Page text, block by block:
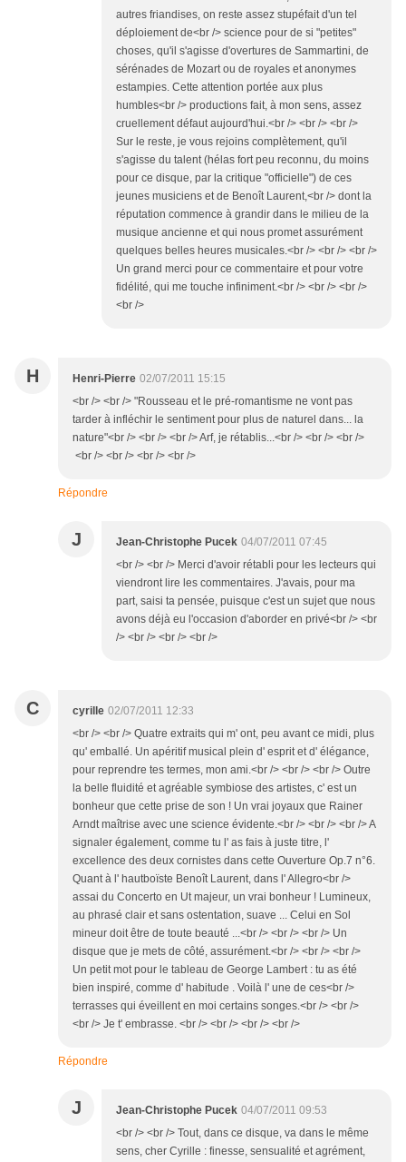
autres friandises, on reste assez stupéfait d'un tel
déploiement de<br /> science pour de si "petites"
choses, qu'il s'agisse d'overtures de Sammartini, de
sérénades de Mozart ou de royales et anonymes
estampies. Cette attention portée aux plus
humbles<br /> productions fait, à mon sens, assez
cruellement défaut aujourd'hui.<br /> <br /> <br />
Sur le reste, je vous rejoins complètement, qu'il
s'agisse du talent (hélas fort peu reconnu, du moins
pour ce disque, par la critique "officielle") de ces
jeunes musiciens et de Benoît Laurent,<br /> dont la
réputation commence à grandir dans le milieu de la
musique ancienne et qui nous promet assurément
quelques belles heures musicales.<br /> <br /> <br />
Un grand merci pour ce commentaire et pour votre
fidélité, qui me touche infiniment.<br /> <br /> <br />
<br />
H Henri-Pierre 02/07/2011 15:15
<br /> <br /> "Rousseau et le pré-romantisme ne vont pas
tarder à infléchir le sentiment pour plus de naturel dans... la
nature"<br /> <br /> <br /> Arf, je rétablis...<br /> <br /> <br />
<br /> <br /> <br /> <br />
Répondre
J Jean-Christophe Pucek 04/07/2011 07:45
<br /> <br /> Merci d'avoir rétabli pour les lecteurs qui
viendront lire les commentaires. J'avais, pour ma
part, saisi ta pensée, puisque c'est un sujet que nous
avons déjà eu l'occasion d'aborder en privé<br /> <br
/> <br /> <br /> <br />
C cyrille 02/07/2011 12:33
<br /> <br /> Quatre extraits qui m' ont, peu avant ce midi, plus
qu' emballé. Un apéritif musical plein d' esprit et d' élégance,
pour reprendre tes termes, mon ami.<br /> <br /> <br /> Outre
la belle fluidité et agréable symbiose des artistes, c' est un
bonheur que cette prise de son ! Un vrai joyaux que Rainer
Arndt maîtrise avec une science évidente.<br /> <br /> <br /> A
signaler également, comme tu l' as fais à juste titre, l'
excellence des deux cornistes dans cette Ouverture Op.7 n°6.
Quant à l' hautboïste Benoît Laurent, dans l' Allegro<br />
assai du Concerto en Ut majeur, un vrai bonheur ! Lumineux,
au phrasé clair et sans ostentation, suave ... Celui en Sol
mineur doit être de toute beauté ...<br /> <br /> <br /> Un
disque que je mets de côté, assurément.<br /> <br /> <br />
Un petit mot pour le tableau de George Lambert : tu as été
bien inspiré, comme d' habitude . Voilà l' une de ces<br />
terrasses qui éveillent en moi certains songes.<br /> <br />
<br /> Je t' embrasse. <br /> <br /> <br /> <br />
Répondre
J Jean-Christophe Pucek 04/07/2011 09:53
<br /> <br /> Tout, dans ce disque, va dans le même
sens, cher Cyrille : finesse, sensualité et agrément,